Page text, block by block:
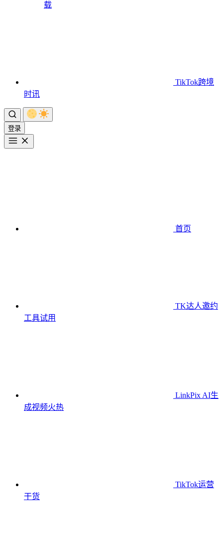
载
TikTok跨境
时讯
登录
首页
TK达人邀约
工具试用
LinkPix AI生
成视频火热
TikTok运营
干货